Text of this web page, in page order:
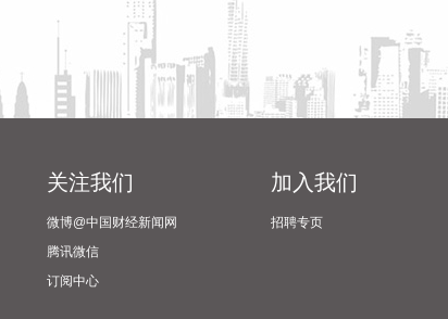
关注我们
微博@中国财经新闻网
腾讯微信
订阅中心
加入我们
招聘专页